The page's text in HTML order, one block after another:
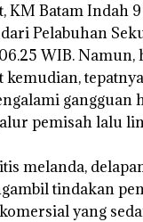
KM Batam Indah
Pelabuhan
WIB. Namun,
gangguan
pemisah lalu
melanda,
tindakan
yang